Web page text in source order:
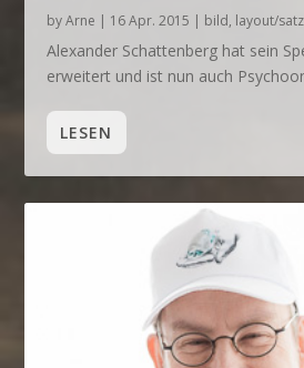
byArne | 16 Apr. 2015 | bild, layout/satz
Alexander Schattenberg hat sein
erweitert und ist nun auch
LESEN